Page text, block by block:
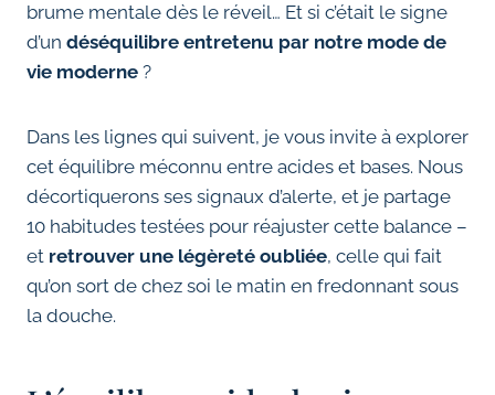
brume mentale dès le réveil… Et si c’était le signe
d’un déséquilibre entretenu par notre mode de
vie moderne ?
Dans les lignes qui suivent, je vous invite à explorer
cet équilibre méconnu entre acides et bases. Nous
décortiquerons ses signaux d’alerte, et je partage
10 habitudes testées pour réajuster cette balance –
et retrouver une légèreté oubliée, celle qui fait
qu’on sort de chez soi le matin en fredonnant sous
la douche.